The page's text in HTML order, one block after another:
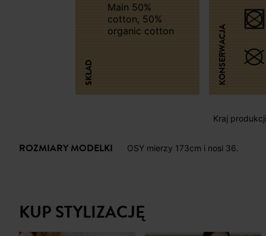
SKŁAD
Main 50%
cotton, 50%
organic cotton
KONSERWACJA
Kraj
ROZMIARY MODELKI OSY mierzy 173cm i nosi 36.
KUP STYLIZACJĘ